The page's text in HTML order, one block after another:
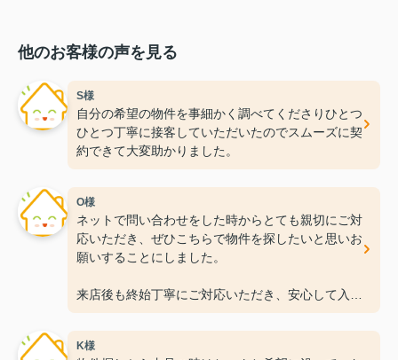
他のお客様の声を見る
S様
自分の希望の物件を事細かく調べてくださりひとつ
ひとつ丁寧に接客していただいたのでスムーズに契
約できて大変助かりました。
O様
ネットで問い合わせをした時からとても親切にご対
応いただき、ぜひこちらで物件を探したいと思いお
願いすることにしました。
来店後も終始丁寧にご対応いただき、安心して入居
準備を進めることができました！
この度は本当にありがとうございました。
K様